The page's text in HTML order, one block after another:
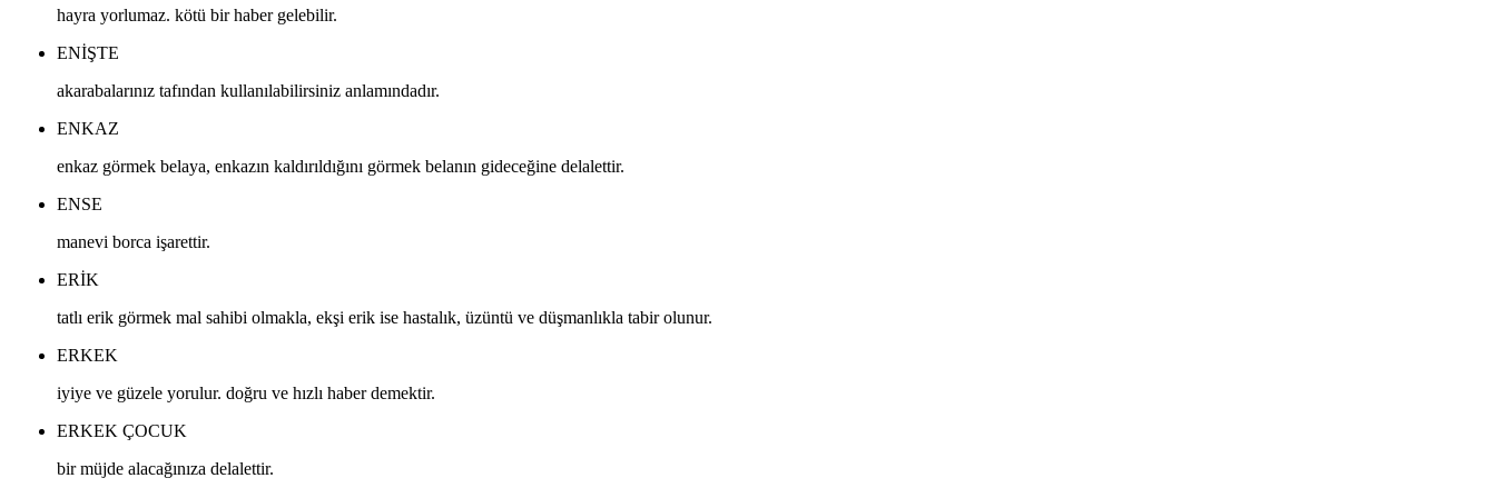
hayra yorlumaz. kötü bir haber gelebilir.
ENIŞTE
akarabalarınız tafından kullanılabilirsiniz anlamındadır.
ENKAZ
enkaz görmek belaya, enkazın kaldırıldığını görmek belanın gideceğine delalettir.
ENSE
manevi borca işarettir.
ERIK
tatlı erik görmek mal sahibi olmakla, ekşi erik ise hastalık, üzüntü ve düşmanlıkla tabir olunur.
ERKEK
iyiye ve güzele yorulur. doğru ve hızlı haber demektir.
ERKEK ÇOCUK
bir müjde alacağınıza delalettir.